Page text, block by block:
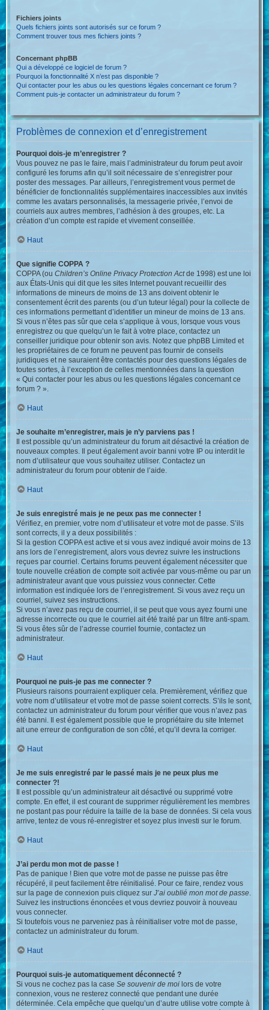
Fichiers joints
Quels fichiers joints sont autorisés sur ce forum ?
Comment trouver tous mes fichiers joints ?
Concernant phpBB
Qui a développé ce logiciel de forum ?
Pourquoi la fonctionnalité X n’est pas disponible ?
Qui contacter pour les abus ou les questions légales concernant ce forum ?
Comment puis-je contacter un administrateur du forum ?
Problèmes de connexion et d’enregistrement
Pourquoi dois-je m’enregistrer ?
Vous pouvez ne pas le faire, mais l’administrateur du forum peut avoir
configuré les forums afin qu’il soit nécessaire de s’enregistrer pour
poster des messages. Par ailleurs, l’enregistrement vous permet de
bénéficier de fonctionnalités supplémentaires inaccessibles aux invités
comme les avatars personnalisés, la messagerie privée, l’envoi de
courriels aux autres membres, l’adhésion à des groupes, etc. La
création d’un compte est rapide et vivement conseillée.
Haut
Que signifie COPPA ?
COPPA (ouChildren’s Online Privacy Protection Actde 1998) est une loi
aux États-Unis qui dit que les sites Internet pouvant recueillir des
informations de mineurs de moins de 13 ans doivent obtenir le
consentement écrit des parents (ou d’un tuteur légal) pour la collecte de
ces informations permettant d’identifier un mineur de moins de 13 ans.
Si vous n’êtes pas sûr que cela s’applique à vous, lorsque vous vous
enregistrez ou que quelqu’un le fait à votre place, contactez un
conseiller juridique pour obtenir son avis. Notez que phpBB Limited et
les propriétaires de ce forum ne peuvent pas fournir de conseils
juridiques et ne sauraient être contactés pour des questions légales de
toutes sortes, à l’exception de celles mentionnées dans la question
« Qui contacter pour les abus ou les questions légales concernant ce
forum ? ».
Haut
Je souhaite m’enregistrer, mais je n’y parviens pas !
Il est possible qu’un administrateur du forum ait désactivé la création de
nouveaux comptes. Il peut également avoir banni votre IP ou interdit le
nom d’utilisateur que vous souhaitez utiliser. Contactez un
administrateur du forum pour obtenir de l’aide.
Haut
Je suis enregistré mais je ne peux pas me connecter !
Vérifiez, en premier, votre nom d’utilisateur et votre mot de passe. S’ils
sont corrects, il y a deux possibilités :
Si la gestion COPPA est active et si vous avez indiqué avoir moins de 13
ans lors de l’enregistrement, alors vous devrez suivre les instructions
reçues par courriel. Certains forums peuvent également nécessiter que
toute nouvelle création de compte soit activée par vous-même ou par un
administrateur avant que vous puissiez vous connecter. Cette
information est indiquée lors de l’enregistrement. Si vous avez reçu un
courriel, suivez ses instructions.
Si vous n’avez pas reçu de courriel, il se peut que vous ayez fourni une
adresse incorrecte ou que le courriel ait été traité par un filtre anti-spam.
Si vous êtes sûr de l’adresse courriel fournie, contactez un
administrateur.
Haut
Pourquoi ne puis-je pas me connecter ?
Plusieurs raisons pourraient expliquer cela. Premièrement, vérifiez que
votre nom d’utilisateur et votre mot de passe soient corrects. S’ils le sont,
contactez un administrateur du forum pour vérifier que vous n’avez pas
été banni. Il est également possible que le propriétaire du site Internet
ait une erreur de configuration de son côté, et qu’il devra la corriger.
Haut
Je me suis enregistré par le passé mais je ne peux plus me
connecter ?!
Il est possible qu’un administrateur ait désactivé ou supprimé votre
compte. En effet, il est courant de supprimer régulièrement les membres
ne postant pas pour réduire la taille de la base de données. Si cela vous
arrive, tentez de vous ré-enregistrer et soyez plus investi sur le forum.
Haut
J’ai perdu mon mot de passe !
Pas de panique ! Bien que votre mot de passe ne puisse pas être
récupéré, il peut facilement être réinitialisé. Pour ce faire, rendez vous
sur la page de connexion puis cliquez surJ’ai oublié mon mot de passe.
Suivez les instructions énoncées et vous devriez pouvoir à nouveau
vous connecter.
Si toutefois vous ne parveniez pas à réinitialiser votre mot de passe,
contactez un administrateur du forum.
Haut
Pourquoi suis-je automatiquement déconnecté ?
Si vous ne cochez pas la caseSe souvenir de moi lors de votre
connexion, vous ne resterez connecté que pendant une durée
déterminée. Cela empêche que quelqu’un d’autre utilise votre compte à